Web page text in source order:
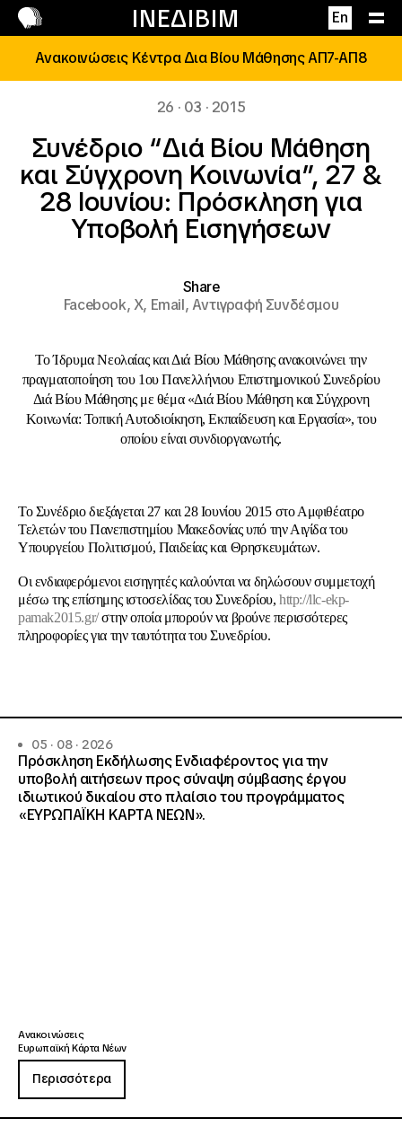
ΙΝΕΔΙΒΙΜ En
Επικοινωνία
Ανακοινώσεις Κέντρα Δια Βίου Μάθησης ΑΠ7-ΑΠ8
26 · 03 · 2015
Συνέδριο “Διά Βίου Μάθηση
και Σύγχρονη Κοινωνία”, 27 &
28 Ιουνίου: Πρόσκληση για
Υποβολή Εισηγήσεων
Share
Facebook,X, Email,Αντιγραφή Συνδέσμου
Το Ίδρυμα Νεολαίας και Διά Βίου Μάθησης ανακοινώνει την
πραγματοποίηση του 1ου Πανελλήνιου Επιστημονικού Συνεδρίου
Διά Βίου Μάθησης με θέμα «Διά Βίου Μάθηση και Σύγχρονη
Κοινωνία: Τοπική Αυτοδιοίκηση, Εκπαίδευση και Εργασία», του
οποίου είναι συνδιοργανωτής.
Το Συνέδριο διεξάγεται 27 και 28 Ιουνίου 2015 στο Αμφιθέατρο
Τελετών του Πανεπιστημίου Μακεδονίας υπό την Αιγίδα του
Υπουργείου Πολιτισμού, Παιδείας και Θρησκευμάτων.
Οι ενδιαφερόμενοι εισηγητές καλούνται να δηλώσουν συμμετοχή
μέσω της επίσημης ιστοσελίδας του Συνεδρίου,http://llc-ekp-
pamak2015.gr/στην οποία μπορούν να βρούνε περισσότερες
πληροφορίες για την ταυτότητα του Συνεδρίου.
05 · 08 · 2026
Πρόσκληση Εκδήλωσης Ενδιαφέροντος για την
υποβολή αιτήσεων προς σύναψη σύμβασης έργου
ιδιωτικού δικαίου στο πλαίσιο του προγράμματος
«ΕΥΡΩΠΑΪΚΗ ΚΑΡΤΑ ΝΕΩΝ».
Ανακοινώσεις
Ευρωπαϊκή Κάρτα Νέων
Περισσότερα